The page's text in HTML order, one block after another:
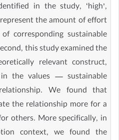
in the study, ‘high’,
represent the amount of effort
corresponding sustainable
this study examined the
relevant construct,
in the values — sustainable
We found that
the relationship more for a
others. More specifically, in
context, we found the